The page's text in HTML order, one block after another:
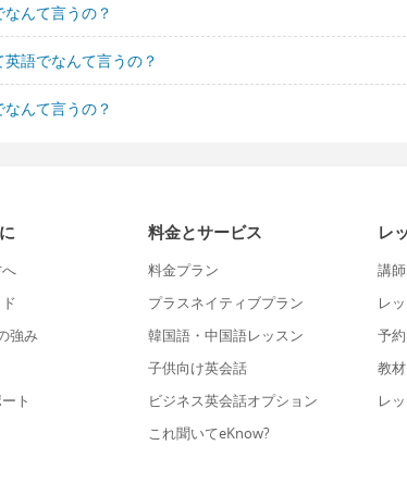
んて言うの？
語でなんて言うの？
んて言うの？
強み
ト
料金とサービス
料金プラン
プラスネイティブプラン
韓国語・中国語レッスン
子供向け英会話
ビジネス英会話オプション
これ聞いてeKnow?
レ
講
レ
予
教材
レ